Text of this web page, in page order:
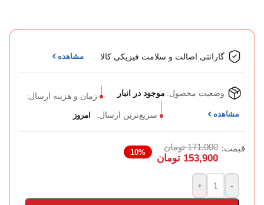
گارانتی اصالت و سلامت فیزیکی کالا مشاهده
وضعیت محصول: موجود در انبار زمان و هزینه ارسال:
مشاهده سریع‌ترین ارسال: امروز
قیمت: 171,000 تومان
153,900 تومان
10%
-
+